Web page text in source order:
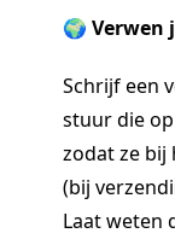
🌍 Verwen
Schrijf een
stuur die
zodat ze bij
(bij
Laat weten